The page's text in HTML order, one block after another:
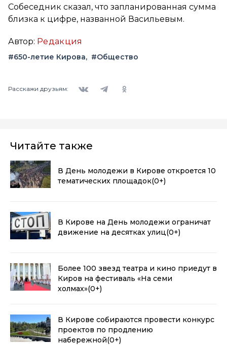
Собеседник сказал, что запланированная сумма
близка к цифре, названной Васильевым.
Автор: Редакция
#650-летие Кирова #Общество
Расскажи друзьям:
Читайте также
В День молодежи в Кирове откроется 10
тематических площадок(0+)
В Кирове на День молодежи ограничат
движение на десятках улиц(0+)
Более 100 звезд театра и кино приедут в
Киров на фестиваль «На семи
холмах»(0+)
В Кирове собираются провести конкурс
проектов по продлению
набережной(0+)